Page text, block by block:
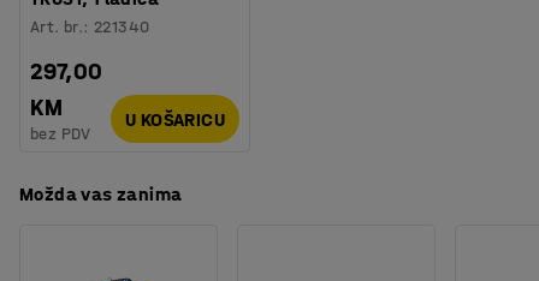
dodatke koji pomažu kod organiziranja radnog prostora.
Težina: 102,85 kg
Montaža: Dolazi nesastavljeno
Art. br.: 221340
297,00
KM
bez PDV
U KOŠARICU
Možda vas zanima